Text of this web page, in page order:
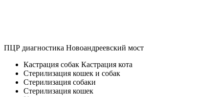
ПЦР диагностика Новоандреевский мост
Кастрация собак Кастрация кота
Стерилизация кошек и собак
Стерилизация собаки
Стерилизация кошек